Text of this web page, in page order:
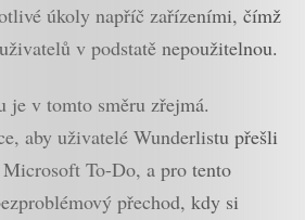
úkoly napříč zařízeními, čímž
v podstatě nepoužitelnou.
v tomto směru zřejmá.
aby uživatelé Wunderlistu přešli
To-Do, a pro tento
přechod, kdy si